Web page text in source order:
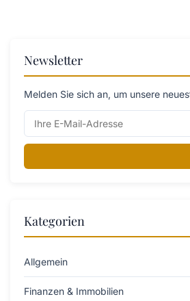
Newsletter
Melden Sie sich an, um unsere
Kategorien
Allgemein
Finanzen & Immobilien